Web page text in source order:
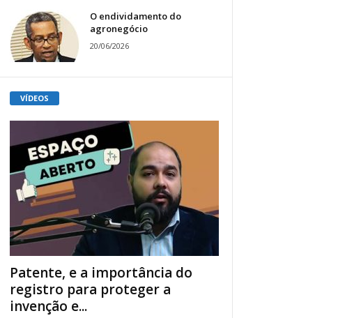
O endividamento do
agronegócio
20/06/2026
VÍDEOS
Patente, e a importância do
registro para proteger a
invenção e...